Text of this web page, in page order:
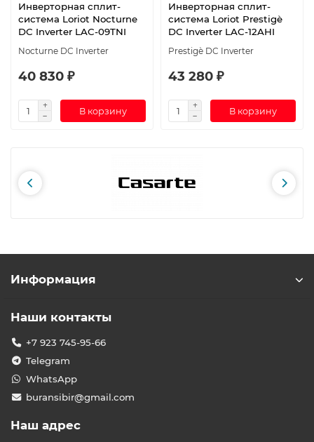
Инверторная сплит-
система Loriot Nocturne
DC Inverter LAC-09TNI
Nocturne DC Inverter
40 830 ₽
В корзину
Инверторная сплит-
система Loriot Prestigè
DC Inverter LAC-12AHI
Prestigè DC Inverter
43 280 ₽
В корзину
Информация
Наши контакты
+7 923 745-95-66
Telegram
WhatsApp
buransibir@gmail.com
Наш адрес